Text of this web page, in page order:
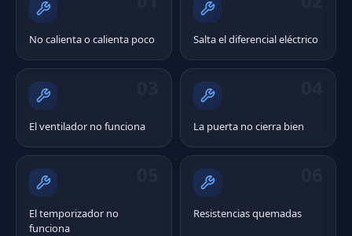
No calienta o calienta poco Salta el diferencial eléctrico
El ventilador no funciona La puerta no cierra bien
El temporizador no
funciona
Resistencias quemadas